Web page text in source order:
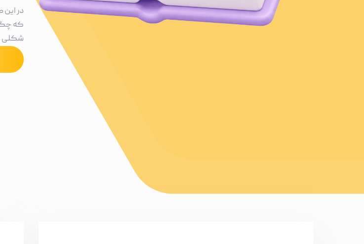
در این
که
شکلی